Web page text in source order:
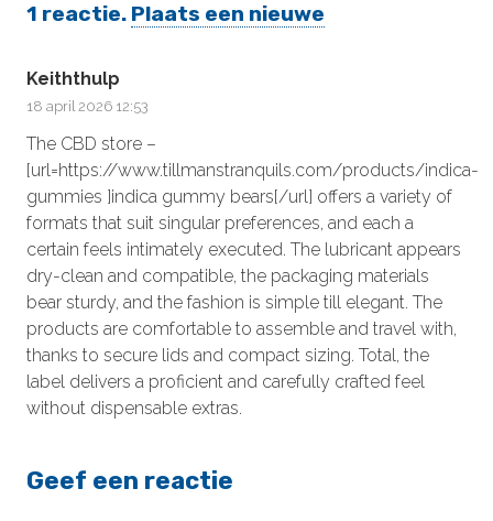
1 reactie. Plaats een nieuwe
Keiththulp
18 april 2026 12:53
The CBD store –
[url=https://www.tillmanstranquils.com/products/indica-
gummies ]indica gummy bears[/url] offers a variety of
formats that suit singular preferences, and each a
certain feels intimately executed. The lubricant appears
dry-clean and compatible, the packaging materials
bear sturdy, and the fashion is simple till elegant. The
products are comfortable to assemble and travel with,
thanks to secure lids and compact sizing. Total, the
label delivers a proficient and carefully crafted feel
without dispensable extras.
Geef een reactie